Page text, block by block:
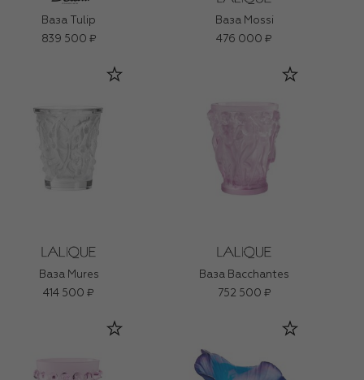
Ваза Tulip
839 500 ₽
Ваза Mossi
476 000 ₽
Ваза Mures
414 500 ₽
Ваза Bacchantes
752 500 ₽